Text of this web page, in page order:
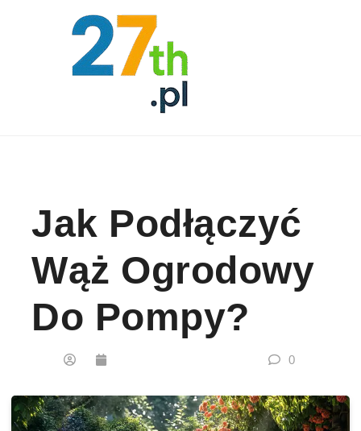
Jak Podłączyć
Wąż Ogrodowy
Do Pompy?
0